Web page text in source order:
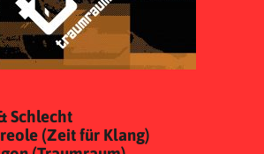
Schlecht
(Zeit für Klang)